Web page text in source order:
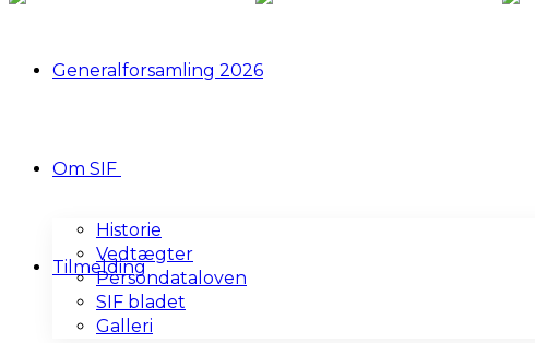
Generalforsamling 2026
Om SIF
Historie
Vedtægter
Persondataloven
SIF bladet
Galleri
Tilmelding